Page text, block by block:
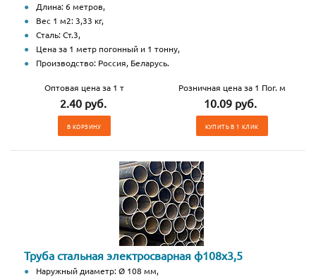
Длина: 6 метров,
Вес 1 м2: 3,33 кг,
Сталь: Ст.3,
Цена за 1 метр погонный и 1 тонну,
Производство: Россия, Беларусь.
Оптовая цена за 1 т
2.40 руб.
В КОРЗИНУ
Розничная цена за 1 Пог. м
10.09 руб.
КУПИТЬ В 1 КЛИК
Труба стальная электросварная ф108х3,5
Наружный диаметр: Ø 108 мм,